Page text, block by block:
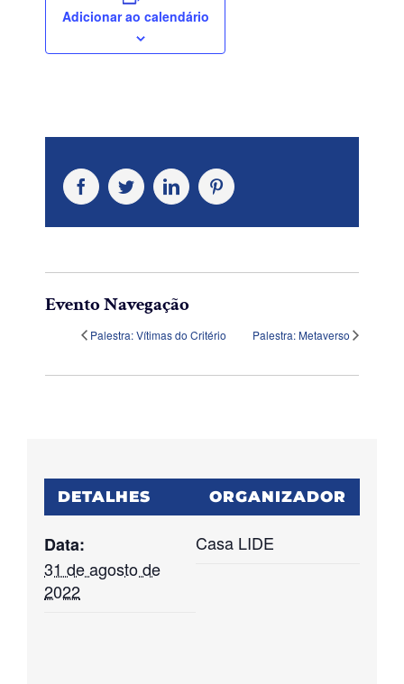
Adicionar ao calendário
FacebookTwitterLinkedInPinterest
Evento Navegação
Palestra: Vítimas do Critério Palestra: Metaverso
DETALHES
Data:
31 de agosto de
2022
ORGANIZADOR
Casa LIDE